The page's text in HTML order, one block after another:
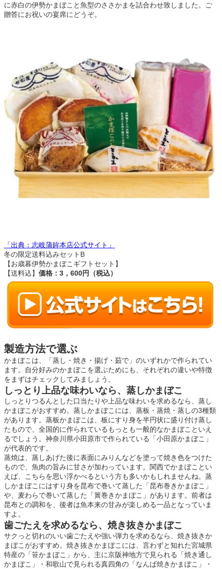
に赤白の伊勢かまぼこと魚型のささかまを詰合わせ致しました。ご
贈答にお祝いの宴席にどうぞ。
「出典：志岐蒲鉾本店公式サイト」
冬の限定送料込みセットB
【お歳暮伊勢かまぼこギフトセット】
【送料込】 価格：3，600円（税込）
製造方法で選ぶ
かまぼこは、「蒸し・焼き・揚げ・茹で」のいずれかで作られてい
ます。自分好みのかまぼこを選ぶためにも、それぞれの違いや特徴
をまずはチェックしてみましょう。
しっとり上品な味わいなら、蒸しかまぼこ
しっとりつるんとした口当たりや上品な味わいを求めるなら、蒸し
かまぼこがおすすめ。蒸しかまぼこには、蒸板・蒸焼・蒸しの3種類
があります。蒸板かまぼこは、板にすり身を半円状に盛り付け蒸し
たもので、全国的に作られているもっとも一般的なかまぼこといえ
るでしょう。神奈川県小田原市で作られている「小田原かまぼこ」
が代表的です。
蒸焼は、蒸しあげた後に表面にみりんなどを塗って焼き色をつけた
もので、魚肉の旨みに甘さが加わっています。関西でかまぼことい
えば、こちらを思い浮かべるという方も多いかもしれませんね。蒸
しかまぼこにはすり身を昆布で巻いて蒸した「昆布巻きかまぼこ」
や、麦わらで巻いて蒸した「簀巻きかまぼこ」があります。前者は
昆布との調和を、後者は魚本来の甘みが楽しめる一品となっていま
すよ。
歯ごたえを求めるなら、焼き抜きかまぼこ
サクっと切れのいい歯ごたえや強い弾力を求めるなら、焼き抜きか
まぼこがおすすめ。焼き抜きかまぼこには、言わずと知れた宮城県
特産の「笹かまぼこ」から、主に京阪神地方で見られる「焼き通し
かまぼこ」・和歌山で見られる真四角の「なんば焼きかまぼこ」・